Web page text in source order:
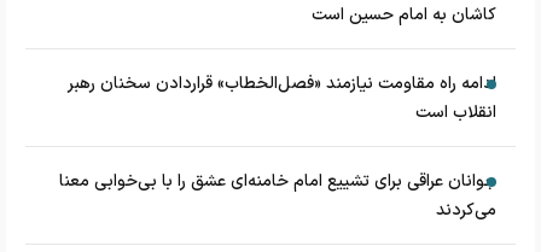
کاشان به امام حسین است
ادامه راه مقاومت نیازمند «فصل‌الخطاب» قراردادن سخنان رهبر
انقلاب است
جوانان عراقی برای تشییع امام خامنه‌ای عشق را با بی‌خوابی معنا
می‌کردند